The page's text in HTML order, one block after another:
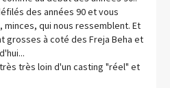
des années 90 et vous
qui nous ressemblent. Et
grosses à coté des Freja Beha et
très loin d'un casting "réel" et